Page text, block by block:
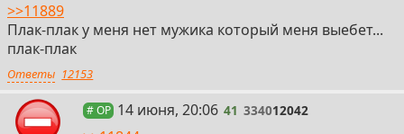
>>11889
Плак-плак у меня нет мужика который меня выебет...
плак-плак
Ответы 12153
# OP 41
14 июня, 20:06 41 334012042